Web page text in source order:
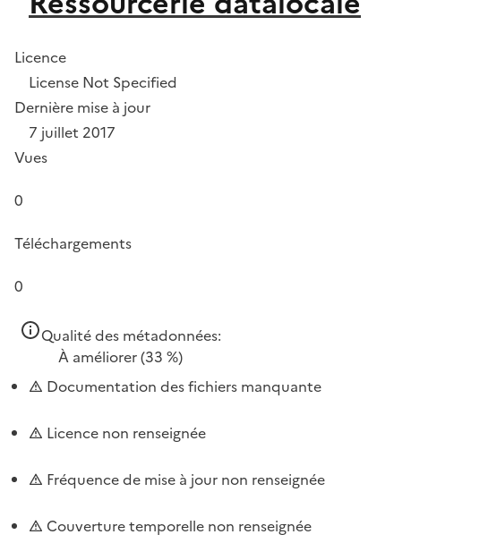
Licence
License Not Specified
Dernière mise à jour
7 juillet 2017
Vues
0
Téléchargements
0
Qualité des métadonnées:
À améliorer(33 %)
Documentation des fichiers manquante
Licence non renseignée
Fréquence de mise à jour non renseignée
Couverture temporelle non renseignée